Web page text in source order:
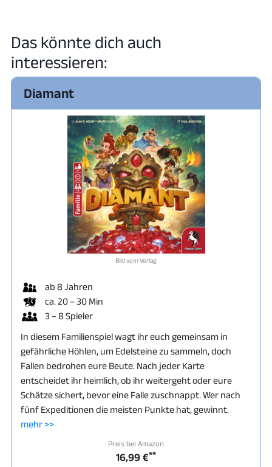
Das könnte dich auch
interessieren:
Diamant
Bild vom Verlag
ab 8 Jahren
ca. 20 – 30 Min
3 – 8 Spieler
In diesem Familienspiel wagt ihr euch gemeinsam in
gefährliche Höhlen, um Edelsteine zu sammeln, doch
Fallen bedrohen eure Beute. Nach jeder Karte
entscheidet ihr heimlich, ob ihr weitergeht oder eure
Schätze sichert, bevor eine Falle zuschnappt. Wer nach
fünf Expeditionen die meisten Punkte hat, gewinnt.
mehr >>
Preis bei Amazon
16,99 €**